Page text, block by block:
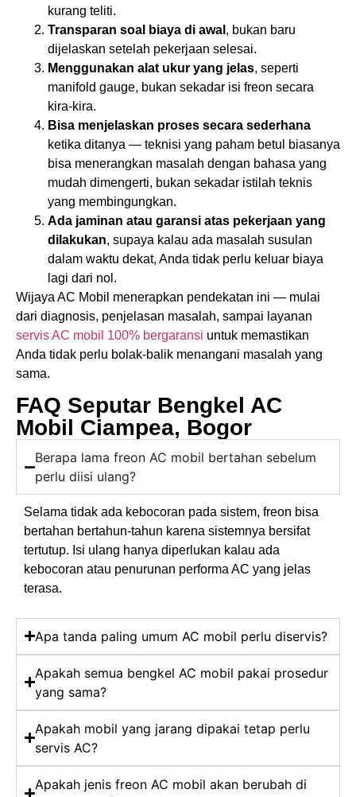
kurang teliti.
Transparan soal biaya di awal , bukan baru
dijelaskan setelah pekerjaan selesai.
Menggunakan alat ukur yang jelas, seperti
manifold gauge, bukan sekadar isi freon secara
kira-kira.
Bisa menjelaskan proses secara sederhana
ketika ditanya — teknisi yang paham betul biasanya
bisa menerangkan masalah dengan bahasa yang
mudah dimengerti, bukan sekadar istilah teknis
yang membingungkan.
Ada jaminan atau garansi atas pekerjaan yang
dilakukan, supaya kalau ada masalah susulan
dalam waktu dekat, Anda tidak perlu keluar biaya
lagi dari nol.
Wijaya AC Mobil menerapkan pendekatan ini — mulai
dari diagnosis, penjelasan masalah, sampai layanan
servis AC mobil 100% bergaransi untuk memastikan
Anda tidak perlu bolak-balik menangani masalah yang
sama.
FAQ Seputar Bengkel AC
Mobil Ciampea, Bogor
Berapa lama freon AC mobil bertahan sebelum
perlu diisi ulang?
Selama tidak ada kebocoran pada sistem, freon bisa
bertahan bertahun-tahun karena sistemnya bersifat
tertutup. Isi ulang hanya diperlukan kalau ada
kebocoran atau penurunan performa AC yang jelas
terasa.
Apa tanda paling umum AC mobil perlu diservis?
Apakah semua bengkel AC mobil pakai prosedur
yang sama?
Apakah mobil yang jarang dipakai tetap perlu
servis AC?
Apakah jenis freon AC mobil akan berubah di